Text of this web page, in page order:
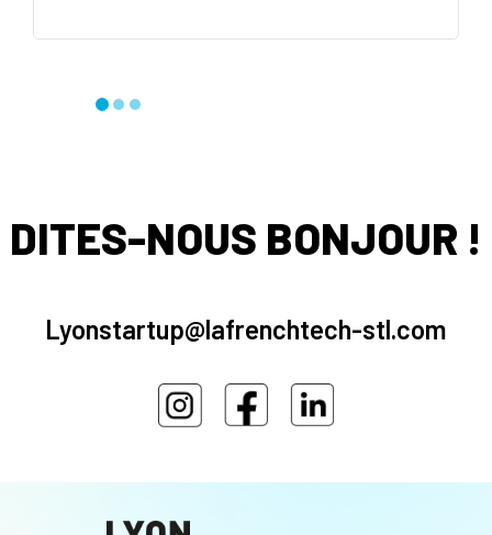
DITES-NOUS BONJOUR !
Lyonstartup@lafrenchtech-stl.com